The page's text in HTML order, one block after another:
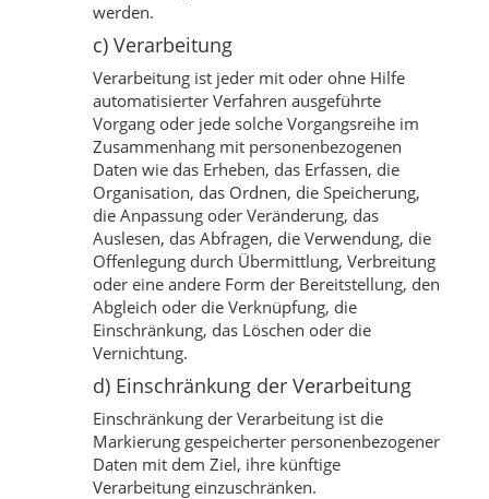
werden.
c) Verarbeitung
Verarbeitung ist jeder mit oder ohne Hilfe
automatisierter Verfahren ausgeführte
Vorgang oder jede solche Vorgangsreihe im
Zusammenhang mit personenbezogenen
Daten wie das Erheben, das Erfassen, die
Organisation, das Ordnen, die Speicherung,
die Anpassung oder Veränderung, das
Auslesen, das Abfragen, die Verwendung, die
Offenlegung durch Übermittlung, Verbreitung
oder eine andere Form der Bereitstellung, den
Abgleich oder die Verknüpfung, die
Einschränkung, das Löschen oder die
Vernichtung.
d) Einschränkung der Verarbeitung
Einschränkung der Verarbeitung ist die
Markierung gespeicherter personenbezogener
Daten mit dem Ziel, ihre künftige
Verarbeitung einzuschränken.